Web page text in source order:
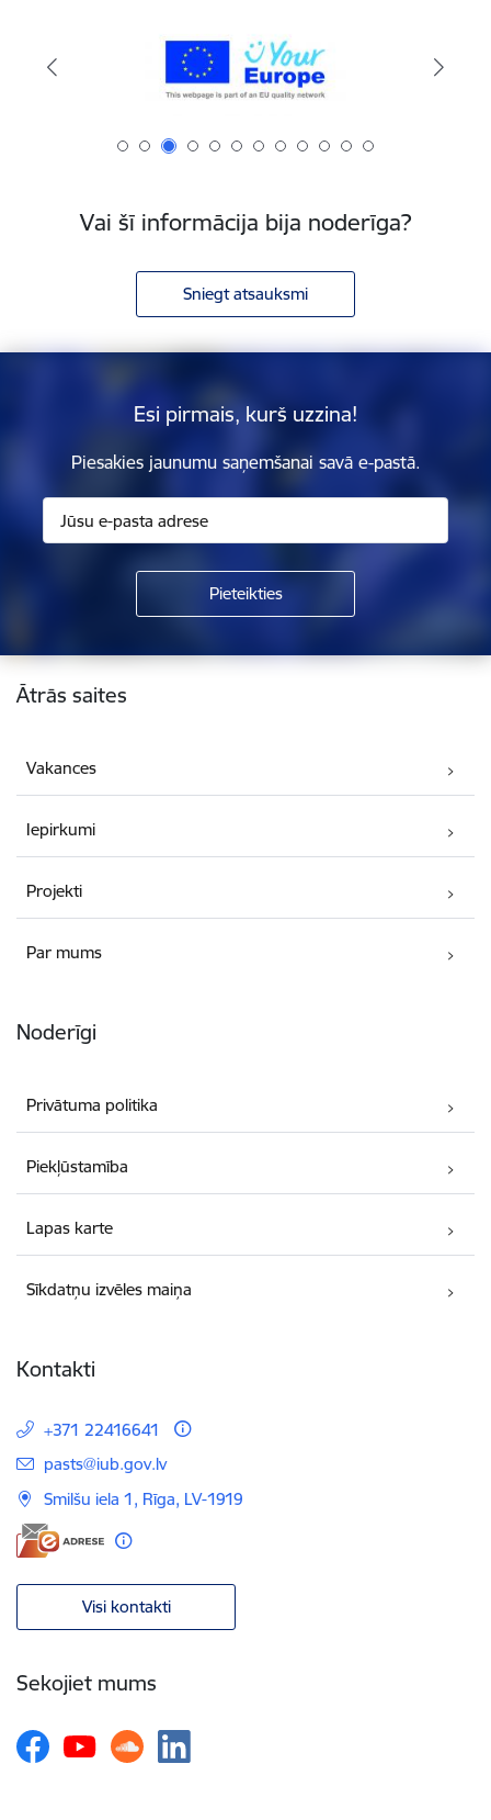
Vai šī informācija bija noderīga?
Sniegt atsauksmi
Esi pirmais, kurš uzzina!
Piesakies jaunumu saņemšanai savā e-pastā.
Kājene
Ātrās saites
Vakances
Iepirkumi
Projekti
Par mums
Noderīgi
Privātuma politika
Piekļūstamība
Lapas karte
Sīkdatņu izvēles maiņa
Kontakti
+371 22416641
E-pasts:
pasts@iub.gov.lv
Smilšu iela 1, Rīga, LV-1919
Visi kontakti
Sekojiet mums